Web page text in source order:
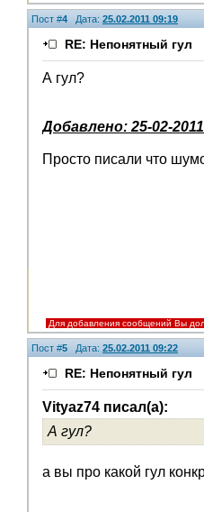
Пост #4Дата: 25.02.2011 09:19
RE: Непонятный гул
А гул?
Добавлено: 25-02-
Просто писали что
Для добавления сообщений Вы
Пост #5 Дата: 25.02.2011 09:22
RE: Непонятный гул
Vityaz74 писал(а):
А гул?
а вы про какой гул